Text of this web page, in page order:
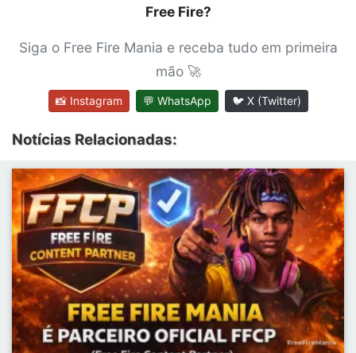
Free Fire?
Siga o Free Fire Mania e receba tudo em primeira
mão 🚀
📸 Instagram 💬 WhatsApp 🐦 X (Twitter)
Notícias Relacionadas: